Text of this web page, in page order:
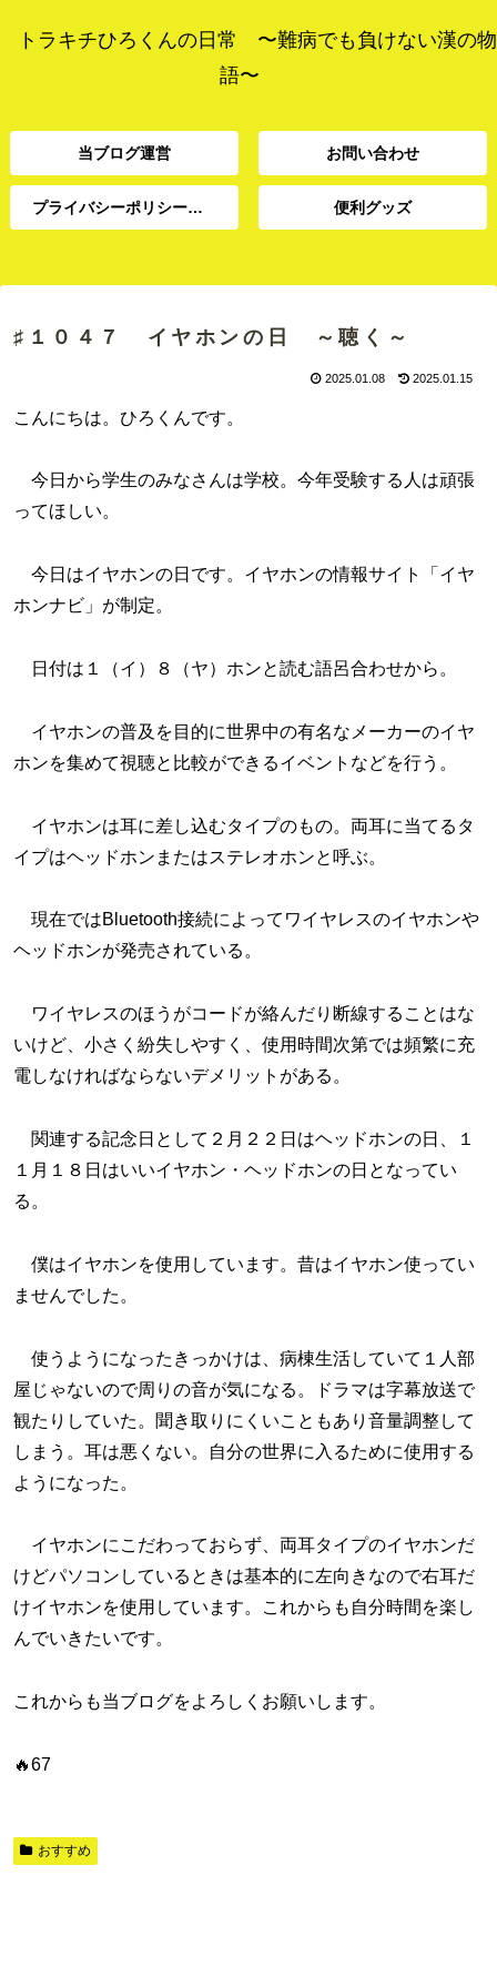
トラキチひろくんの日常 〜難病でも負けない漢の物
語〜
当ブログ運営 お問い合わせ
プライバシーポリシー、免責事項 便利グッズ
♯１０４７ イヤホンの日 ～聴く～
2025.01.08 2025.01.15
こんにちは。ひろくんです。
今日から学生のみなさんは学校。今年受験する人は頑張
ってほしい。
今日はイヤホンの日です。イヤホンの情報サイト「イヤ
ホンナビ」が制定。
日付は１（イ）８（ヤ）ホンと読む語呂合わせから。
イヤホンの普及を目的に世界中の有名なメーカーのイヤ
ホンを集めて視聴と比較ができるイベントなどを行う。
イヤホンは耳に差し込むタイプのもの。両耳に当てるタ
イプはヘッドホンまたはステレオホンと呼ぶ。
現在ではBluetooth接続によってワイヤレスのイヤホンや
ヘッドホンが発売されている。
ワイヤレスのほうがコードが絡んだり断線することはな
いけど、小さく紛失しやすく、使用時間次第では頻繁に充
電しなければならないデメリットがある。
関連する記念日として２月２２日はヘッドホンの日、１
１月１８日はいいイヤホン・ヘッドホンの日となってい
る。
僕はイヤホンを使用しています。昔はイヤホン使ってい
ませんでした。
使うようになったきっかけは、病棟生活していて１人部
屋じゃないので周りの音が気になる。ドラマは字幕放送で
観たりしていた。聞き取りにくいこともあり音量調整して
しまう。耳は悪くない。自分の世界に入るために使用する
ようになった。
イヤホンにこだわっておらず、両耳タイプのイヤホンだ
けどパソコンしているときは基本的に左向きなので右耳だ
けイヤホンを使用しています。これからも自分時間を楽し
んでいきたいです。
これからも当ブログをよろしくお願いします。
🔥67
おすすめ